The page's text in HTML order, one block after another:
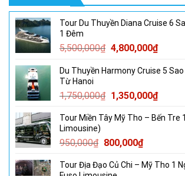
Tour Du Thuyền Diana Cruise 6
1 Đêm
5,500,000₫ Giá
là:
4,800,000₫Giá
tại
Du Thuyền Harmony Cruise 5
Từ Hanoi
1,750,000₫ Giá
là:
1,350,000₫Giá
tại
Tour Miền Tây Mỹ Tho – Bến Tre
Limousine)
950,000₫ Giá
là:
800,000₫Giá
tại
Tour Địa Đạo Củ Chi – Mỹ Tho 1